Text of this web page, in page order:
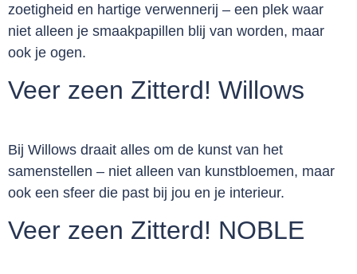
zoetigheid en hartige verwennerij – een plek waar
niet alleen je smaakpapillen blij van worden, maar
ook je ogen.
Veer zeen Zitterd! Willows
Bij Willows draait alles om de kunst van het
samenstellen – niet alleen van kunstbloemen, maar
ook een sfeer die past bij jou en je interieur.
Veer zeen Zitterd! NOBLE